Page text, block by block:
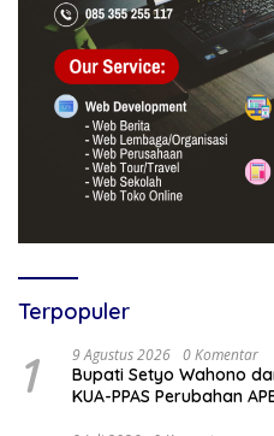
Terpopuler
1 9 Agustus 2026 0 Komentar
Bupati Setyo Wahono
KUA-PPAS Perubahan